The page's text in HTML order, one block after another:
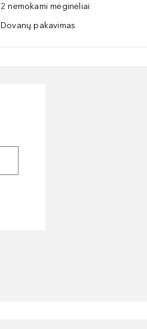
2 nemokami mėginėliai
Dovanų pakavimas